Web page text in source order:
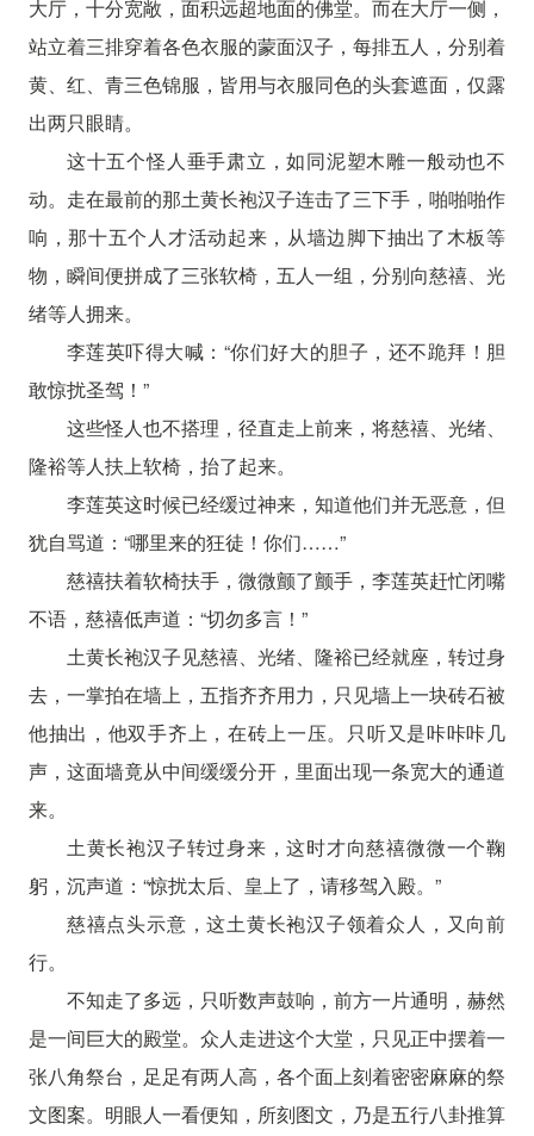
大厅，十分宽敞，面积远超地面的佛堂。而在大厅一侧，
站立着三排穿着各色衣服的蒙面汉子，每排五人，分别着
黄、红、青三色锦服，皆用与衣服同色的头套遮面，仅露
出两只眼睛。
这十五个怪人垂手肃立，如同泥塑木雕一般动也不
动。走在最前的那土黄长袍汉子连击了三下手，啪啪啪作
响，那十五个人才活动起来，从墙边脚下抽出了木板等
物，瞬间便拼成了三张软椅，五人一组，分别向慈禧、光
绪等人拥来。
李莲英吓得大喊：“你们好大的胆子，还不跪拜！胆
敢惊扰圣驾！”
这些怪人也不搭理，径直走上前来，将慈禧、光绪、
隆裕等人扶上软椅，抬了起来。
李莲英这时候已经缓过神来，知道他们并无恶意，但
犹自骂道：“哪里来的狂徒！你们……”
慈禧扶着软椅扶手，微微颤了颤手，李莲英赶忙闭嘴
不语，慈禧低声道：“切勿多言！”
土黄长袍汉子见慈禧、光绪、隆裕已经就座，转过身
去，一掌拍在墙上，五指齐齐用力，只见墙上一块砖石被
他抽出，他双手齐上，在砖上一压。只听又是咔咔咔几
声，这面墙竟从中间缓缓分开，里面出现一条宽大的通道
来。
土黄长袍汉子转过身来，这时才向慈禧微微一个鞠
躬，沉声道：“惊扰太后、皇上了，请移驾入殿。”
慈禧点头示意，这土黄长袍汉子领着众人，又向前
行。
不知走了多远，只听数声鼓响，前方一片通明，赫然
是一间巨大的殿堂。众人走进这个大堂，只见正中摆着一
张八角祭台，足足有两人高，各个面上刻着密密麻麻的祭
文图案。明眼人一看便知，所刻图文，乃是五行八卦推算